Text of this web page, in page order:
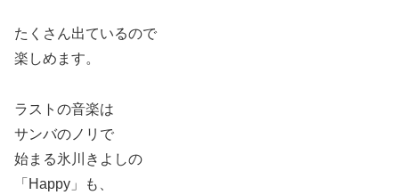
たくさん出ているので
楽しめます。
ラストの音楽は
サンバのノリで
始まる氷川きよしの
「Happy」も、